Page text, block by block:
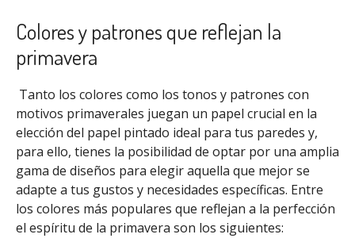
Colores y patrones que reflejan la
primavera
Tanto los colores como los tonos y patrones con
motivos primaverales juegan un papel crucial en la
elección del papel pintado ideal para tus paredes y,
para ello, tienes la posibilidad de optar por una amplia
gama de diseños para elegir aquella que mejor se
adapte a tus gustos y necesidades específicas. Entre
los colores más populares que reflejan a la perfección
el espíritu de la primavera son los siguientes: